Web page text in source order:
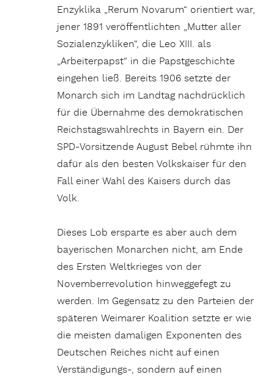
Enzyklika „Rerum Novarum“ orientiert war,
jener 1891 veröffentlichten „Mutter aller
Sozialenzykliken“, die Leo XIII. als
„Arbeiterpapst“ in die Papstgeschichte
eingehen ließ. Bereits 1906 setzte der
Monarch sich im Landtag nachdrücklich
für die Übernahme des demokratischen
Reichstagswahlrechts in Bayern ein. Der
SPD-Vorsitzende August Bebel rühmte ihn
dafür als den besten Volkskaiser für den
Fall einer Wahl des Kaisers durch das
Volk.
Dieses Lob ersparte es aber auch dem
bayerischen Monarchen nicht, am Ende
des Ersten Weltkrieges von der
Novemberrevolution hinweggefegt zu
werden. Im Gegensatz zu den Parteien der
späteren Weimarer Koalition setzte er wie
die meisten damaligen Exponenten des
Deutschen Reiches nicht auf einen
Verständigungs-, sondern auf einen